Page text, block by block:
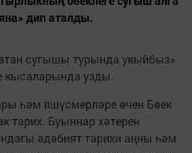
дип аталды.
сугышы турында укыйбыз»
кысаларында узды.
һәм яшүсмерләре өчен Бөек
тарих. Буыннар хәтерен
әдәбият тарихи аңны һәм